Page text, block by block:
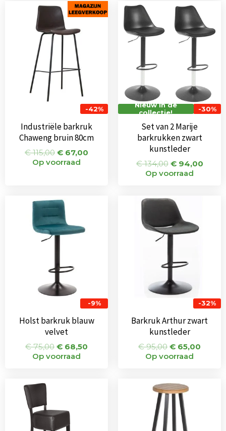
-42%
Industriële barkruk
Chaweng bruin 80cm
€115,00
Oorspronkelijke
prijs
was:
€ 115,00.
€ 67,00
Huidige
prijs
Op voorraad
-30%
Nieuw in de
collectie!
Set van 2 Marije
barkrukken zwart
kunstleder
€134,00
prijs
was:
€ 134,00.
€94,00
is:
€
Op voorraad
-9%
Holst barkruk blauw
velvet
€75,00
Oorspronkelijke
prijs
was:
€ 75,00.
€ 68,50
Op voorraad
-32%
Barkruk Arthur zwart
kunstleder
€95,00
prijs
was:
€ 95,00.
€ 65,00
Op voorraad